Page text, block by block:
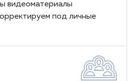
видеоматериалы
под личные